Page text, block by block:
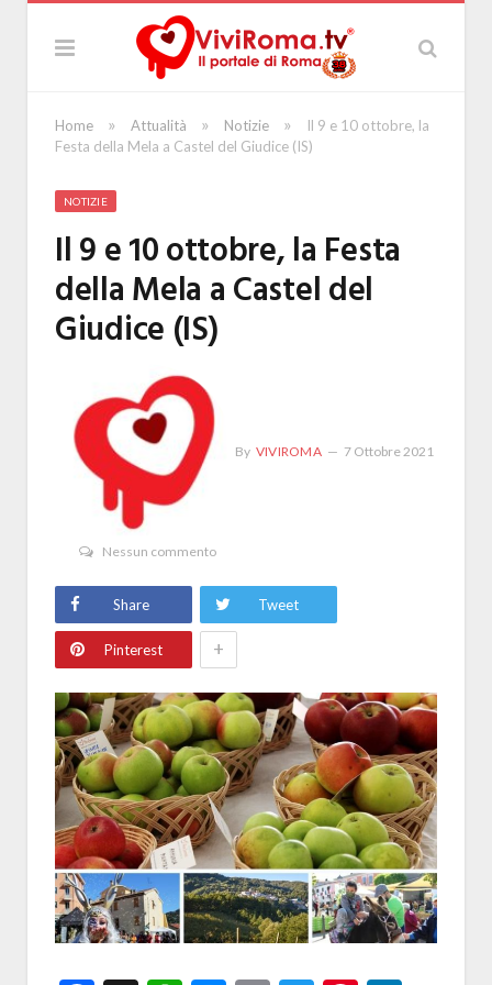
Home » Attualità » Notizie »
Il 9 e 10 ottobre, la
Festa della Mela a Castel del Giudice (IS)
NOTIZIE
Il 9 e 10 ottobre, la Festa
della Mela a Castel del
Giudice (IS)
By VIVIROMA 7 Ottobre 2021
Nessun commento
Share Tweet
Pinterest +